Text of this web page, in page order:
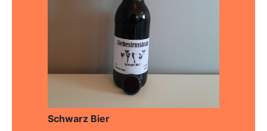
Schwarz Bier